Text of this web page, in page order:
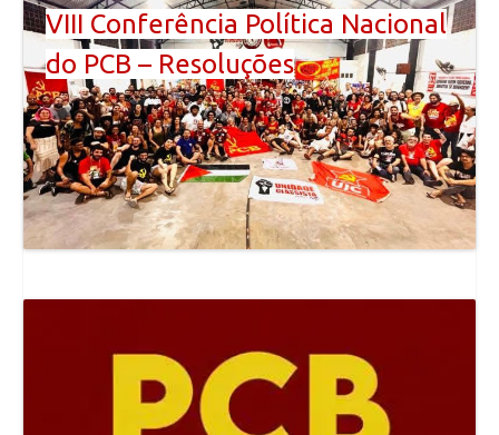
VIII Conferência Política Nacional
do PCB – Resoluções